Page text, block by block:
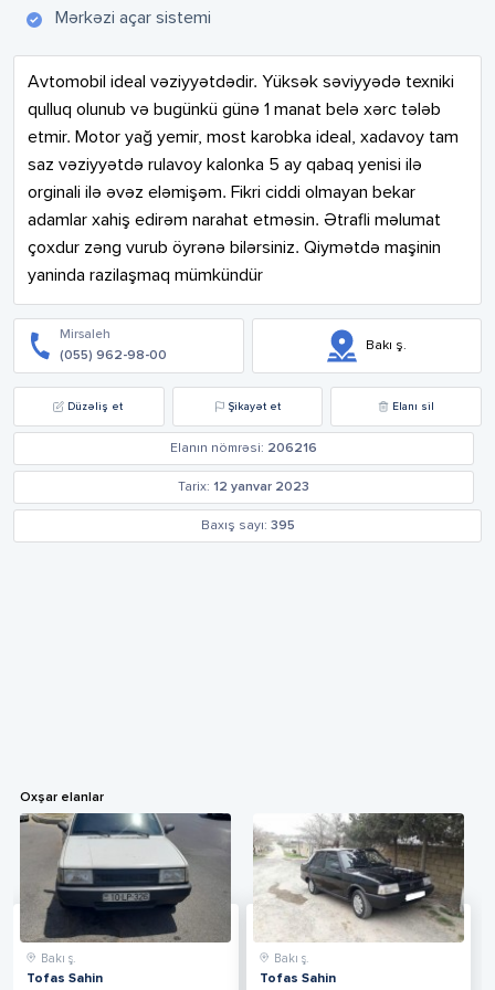
Mərkəzi açar sistemi
Avtomobil ideal vəziyyətdədir. Yüksək səviyyədə texniki
qulluq olunub və bugünkü günə 1 manat belə xərc tələb
etmir. Motor yağ yemir, most karobka ideal, xadavoy tam
saz vəziyyətdə rulavoy kalonka 5 ay qabaq yenisi ilə
orginali ilə əvəz eləmişəm. Fikri ciddi olmayan bekar
adamlar xahiş edirəm narahat etməsin. Ətrafli məlumat
çoxdur zəng vurub öyrənə bilərsiniz. Qiymətdə maşinin
yaninda razilaşmaq mümkündür
Mirsaleh
(055) 962-98-00
Bakı ş.
Düzəliş et Şikayət et Elanı sil
Elanın nömrəsi: 206216
Tarix: 12 yanvar 2023
Baxış sayı: 395
Oxşar elanlar
Bakı ş.
Tofas Sahin
Bakı ş.
Tofas Sahin